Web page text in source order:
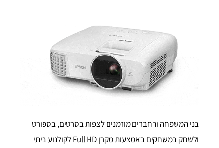
בני המשפחה והחברים מוזמנים לצפות בסרטים, בספורט
ולשחק במשחקים באמצעות מקרן Full HD לקולנוע ביתי